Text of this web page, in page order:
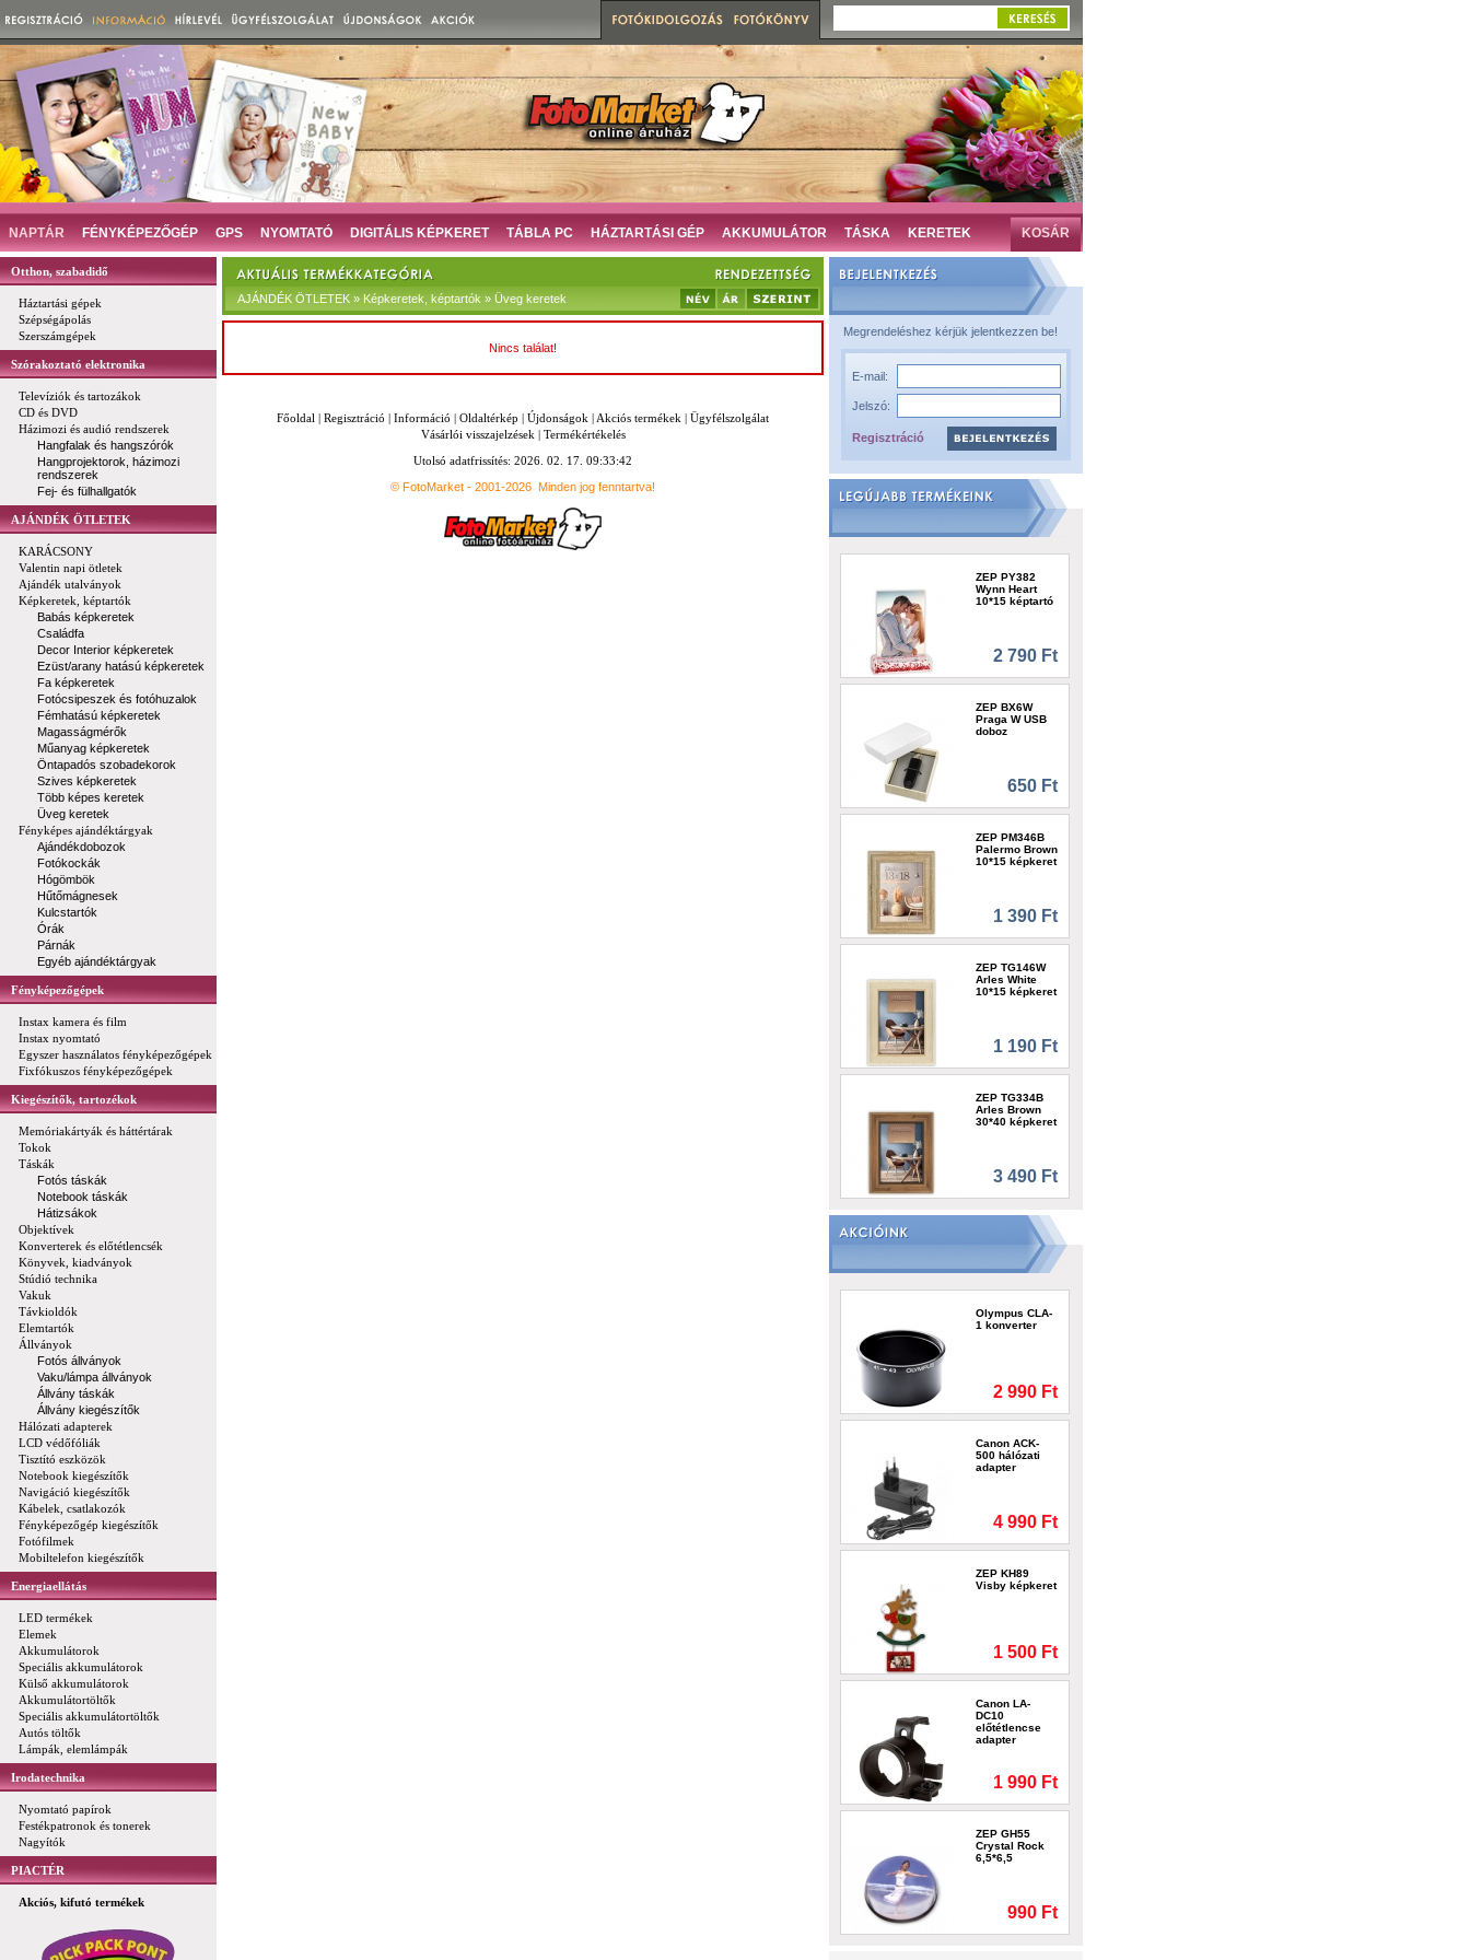
NAPTÁR FÉNYKÉPEZŐGÉP GPS NYOMTATÓ DIGITÁLIS KÉPKERET TÁBLA PC HÁZTARTÁSI GÉP AKKUMULÁTOR TÁSKA KERETEK KOSÁR
Otthon, szabadidő
Háztartási gépek
Szépségápolás
Szerszámgépek
Szórakoztató elektronika
Televíziók és tartozákok
CD és DVD
Házimozi és audió rendszerek
Hangfalak és hangszórók
Hangprojektorok, házimozi
rendszerek
Fej- és fülhallgatók
AJÁNDÉK ÖTLETEK
KARÁCSONY
Valentin napi ötletek
Ajándék utalványok
Képkeretek, képtartók
Babás képkeretek
Családfa
Decor Interior képkeretek
Ezüst/arany hatású képkeretek
Fa képkeretek
Fotócsipeszek és fotóhuzalok
Fémhatású képkeretek
Magasságmérők
Műanyag képkeretek
Öntapadós szobadekorok
Szives képkeretek
Több képes keretek
Üveg keretek
Fényképes ajándéktárgyak
Ajándékdobozok
Fotókockák
Hógömbök
Hűtőmágnesek
Kulcstartók
Órák
Párnák
Egyéb ajándéktárgyak
Fényképezőgépek
Instax kamera és film
Instax nyomtató
Egyszer használatos fényképezőgépek
Fixfókuszos fényképezőgépek
Kiegészítők, tartozékok
Memóriakártyák és háttértárak
Tokok
Táskák
Fotós táskák
Notebook táskák
Hátizsákok
Objektívek
Konverterek és előtétlencsék
Könyvek, kiadványok
Stúdió technika
Vakuk
Távkioldók
Elemtartók
Állványok
Fotós állványok
Vaku/lámpa állványok
Állvány táskák
Állvány kiegészítők
Hálózati adapterek
LCD védőfóliák
Tisztító eszközök
Notebook kiegészítők
Navigáció kiegészítők
Kábelek, csatlakozók
Fényképezőgép kiegészítők
Fotófilmek
Mobiltelefon kiegészítők
Energiaellátás
LED termékek
Elemek
Akkumulátorok
Speciális akkumulátorok
Külső akkumulátorok
Akkumulátortöltők
Speciális akkumulátortöltők
Autós töltők
Lámpák, elemlámpák
Irodatechnika
Nyomtató papírok
Festékpatronok és tonerek
Nagyítók
PIACTÉR
Akciós, kifutó termékek
AJÁNDÉK ÖTLETEK » Képkeretek, képtartók » Üveg keretek
Nincs találat!
Főoldal | Regisztráció | Információ | Oldaltérkép | Újdonságok | Akciós termékek | Ügyfélszolgálat
Vásárlói visszajelzések | Termékértékelés
Utolsó adatfrissítés: 2026. 02. 17. 09:33:42
© FotoMarket - 2001-2026 Minden jog fenntartva!
Megrendeléshez kérjük jelentkezzen be!
E-mail:
Jelszó:
Regisztráció
ZEP PY382
Wynn Heart
10*15 képtartó
2 790 Ft
ZEP BX6W
Praga W USB
doboz
650 Ft
ZEP PM346B
Palermo Brown
10*15 képkeret
1 390 Ft
ZEP TG146W
Arles White
10*15 képkeret
1 190 Ft
ZEP TG334B
Arles Brown
30*40 képkeret
3 490 Ft
Olympus CLA-
1 konverter
2 990 Ft
Canon ACK-
500 hálózati
adapter
4 990 Ft
ZEP KH89
Visby képkeret
1 500 Ft
Canon LA-
DC10
előtétlencse
adapter
1 990 Ft
ZEP GH55
Crystal Rock
6,5*6,5
990 Ft